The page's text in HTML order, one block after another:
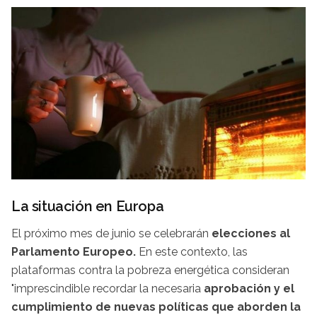
La situación en Europa
El próximo mes de junio se celebrarán elecciones al
Parlamento Europeo. En este contexto, las
plataformas contra la pobreza energética consideran
"imprescindible recordar la necesaria aprobación y el
cumplimiento de nuevas políticas que aborden la